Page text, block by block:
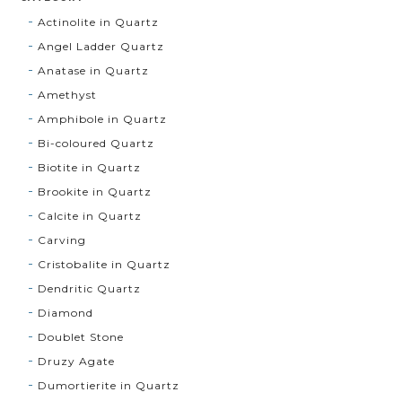
Actinolite in Quartz
Angel Ladder Quartz
Anatase in Quartz
Amethyst
Amphibole in Quartz
Bi-coloured Quartz
Biotite in Quartz
Brookite in Quartz
Calcite in Quartz
Carving
Cristobalite in Quartz
Dendritic Quartz
Diamond
Doublet Stone
Druzy Agate
Dumortierite in Quartz